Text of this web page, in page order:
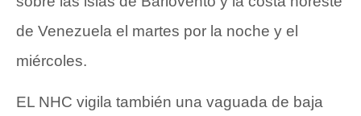
de Venezuela el martes por la noche y el
miércoles.
EL NHC vigila también una vaguada de baja